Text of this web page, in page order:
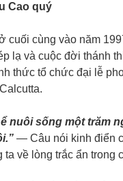
Cao quý
cuối cùng vào năm
lạ và cuộc đời thánh
thức tổ chức đại lễ
nuôi sống một trăm
— Câu nói kinh điển
ta về lòng trắc ẩn trong